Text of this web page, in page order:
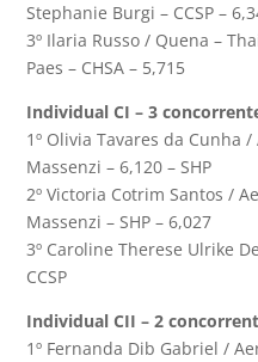
Stephanie Burgi – CCSP –
3º Ilaria Russo / Quena –
Paes – CHSA – 5,715
Individual CI – 3
1º Olivia Tavares da Cunha
Massenzi – 6,120 – SHP
2º Victoria Cotrim Santos /
Massenzi – SHP – 6,027
3º Caroline Therese Ulrike
CCSP
Individual CII – 2
1º Fernanda Dib Gabriel /